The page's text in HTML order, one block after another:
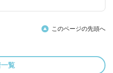
このページの先頭へ
覧